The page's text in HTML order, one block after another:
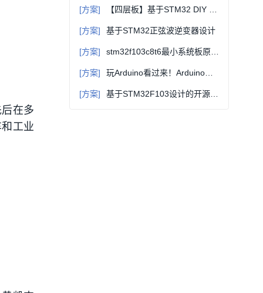
在多
工业
[方案] 【四层板】基于STM32 DIY JLink_V9 ARM仿真器 2.0版本
[方案] 基于STM32正弦波逆变器设计
[方案] stm32f103c8t6最小系统板原理图和构成讲解
[方案] 玩Arduino看过来！Arduino基础资料汇总（入门教程、项目教程）
[方案] 基于STM32F103设计的开源四轴飞行器电路方案（原理图+源码+bom表）